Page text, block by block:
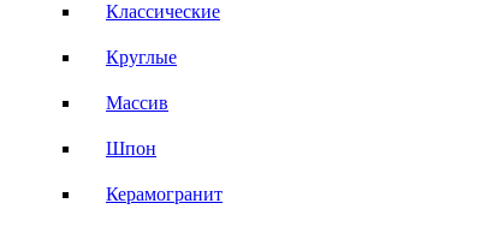
Классические
Круглые
Массив
Шпон
Керамогранит